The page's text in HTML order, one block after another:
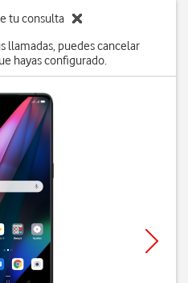
tu consulta
llamadas, puedes cancelar
hayas configurado.